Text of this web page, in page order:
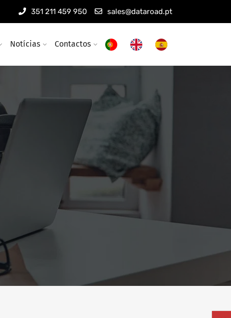
351 211 459 950 sales@dataroad.pt
Notícias Contactos